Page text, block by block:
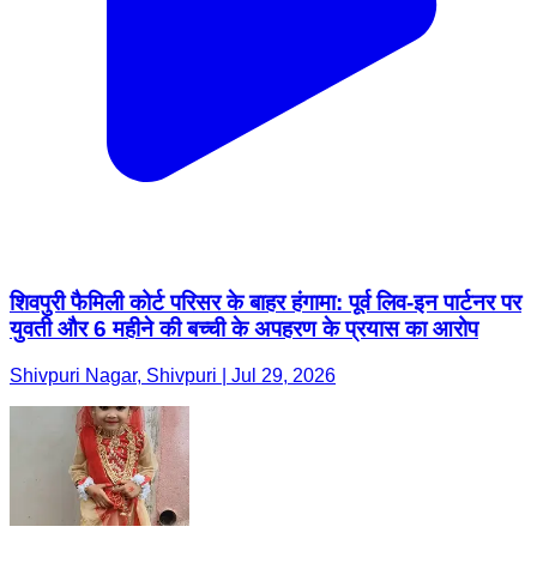
शिवपुरी फैमिली कोर्ट परिसर के बाहर हंगामा: पूर्व लिव-इन पार्टनर पर
युवती और 6 महीने की बच्ची के अपहरण के प्रयास का आरोप
Shivpuri Nagar, Shivpuri | Jul 29, 2026